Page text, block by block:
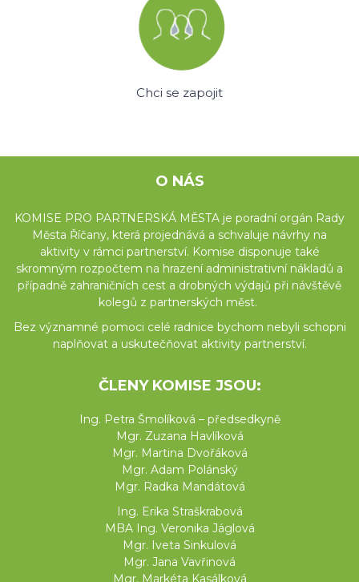
Chci se zapojit
O NÁS
KOMISE PRO PARTNERSKÁ MĚSTA je poradní orgán Rady
Města Říčany, která projednává a schvaluje návrhy na
aktivity v rámci partnerství. Komise disponuje také
skromným rozpočtem na hrazení administrativní nákladů a
případně zahraničních cest a drobných výdajů při návštěvě
kolegů z partnerských měst.
Bez významné pomoci celé radnice bychom nebyli schopni
naplňovat a uskutečňovat aktivity partnerství.
ČLENY KOMISE JSOU:
Ing. Petra Šmolíková – předsedkyně
Mgr. Zuzana Havlíková
Mgr. Martina Dvořáková
Mgr. Adam Polánský
Mgr. Radka Mandátová
Ing. Erika Straškrabová
MBA Ing. Veronika Jáglová
Mgr. Iveta Sinkulová
Mgr. Jana Vavřinová
Mgr. Markéta Kasálková